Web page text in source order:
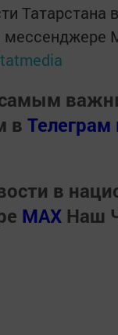
Татарстана в
мессенджере
самым
в Телеграм
в
MАХ Наш